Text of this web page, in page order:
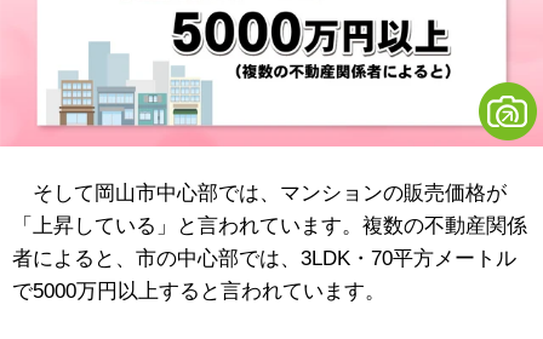
そして岡山市中心部では、マンションの販売価格が
「上昇している」と言われています。複数の不動産関係
者によると、市の中心部では、3LDK・70平方メートル
で5000万円以上すると言われています。